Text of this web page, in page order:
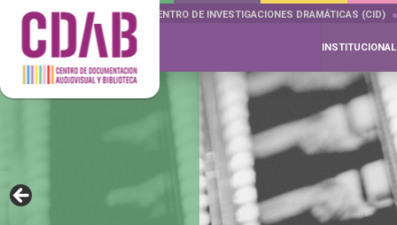
DOCUMENTA DRAMÁTICAS CENTRO DE INVESTIGACIONES DRAMÁTICAS (CID)
INSTITUCIONAL